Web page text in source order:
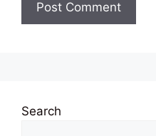
Search